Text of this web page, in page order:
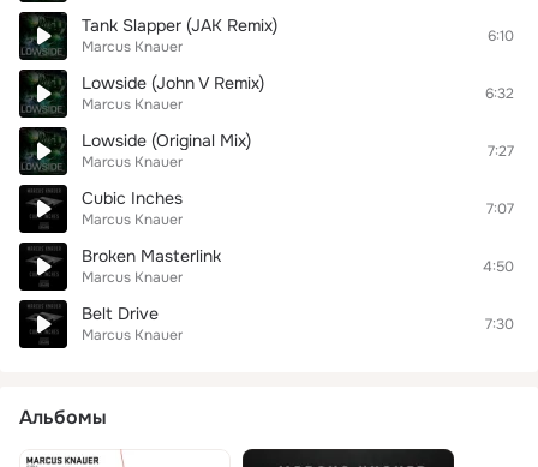
Tank Slapper (JAK Remix)
Marcus Knauer
6:10
Lowside (John V Remix)
Marcus Knauer
6:32
Lowside (Original Mix)
Marcus Knauer
7:27
Cubic Inches
Marcus Knauer
7:07
Broken Masterlink
Marcus Knauer
4:50
Belt Drive
Marcus Knauer
7:30
Альбомы